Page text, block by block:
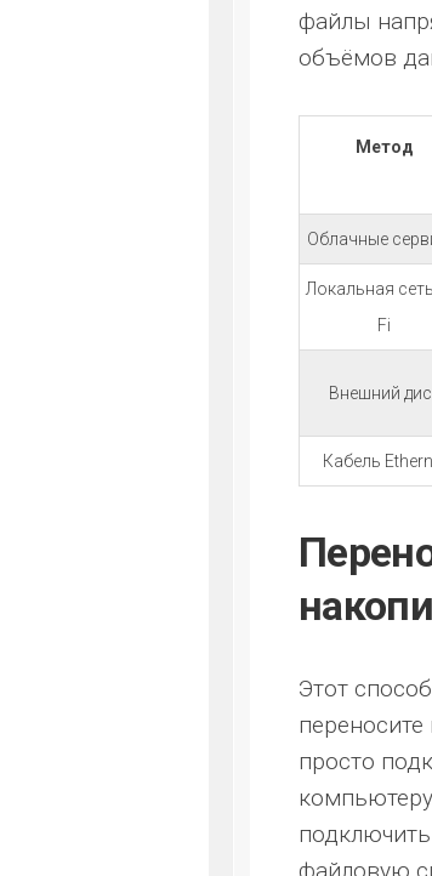
файлы
объёмов
Метод
Облачные
Локальная
Fi
Внешний
Кабель
Этот
просто